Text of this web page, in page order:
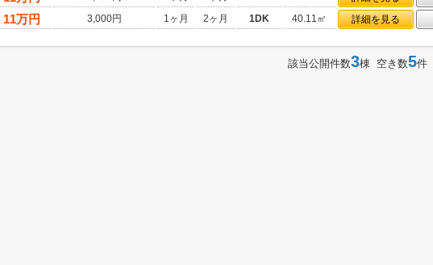
11万円 3,000円 1ヶ月 2ヶ月 1DK 40.11㎡ 詳細を見る
該当公開件数3棟 空き数5件